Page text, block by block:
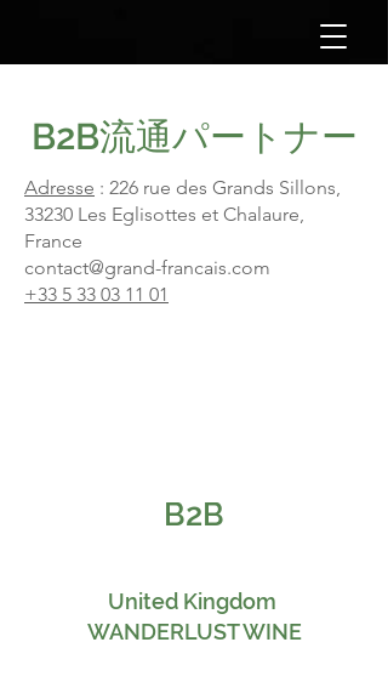
B2B流通パートナー
Adresse : 226 rue des Grands Sillons,
33230 Les Eglisottes et Chalaure,
France
contact@grand-francais.com
+33 5 33 03 11 01
B2B
United Kingdom
WANDERLUST WINE